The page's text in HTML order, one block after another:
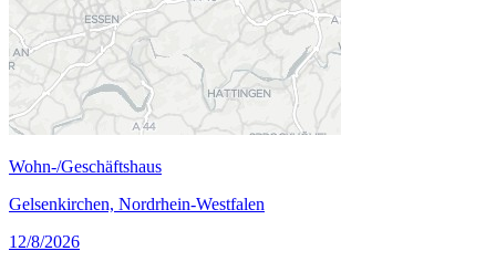
Wohn-/Geschäftshaus
Gelsenkirchen, Nordrhein-Westfalen
12/8/2026